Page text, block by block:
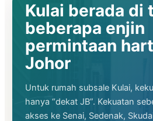
Kulai berada di
beberapa enjin
permintaan
Johor
Untuk rumah subsale Kulai,
hanya “dekat JB”. Kekuatan
akses ke Senai, Sedenak,